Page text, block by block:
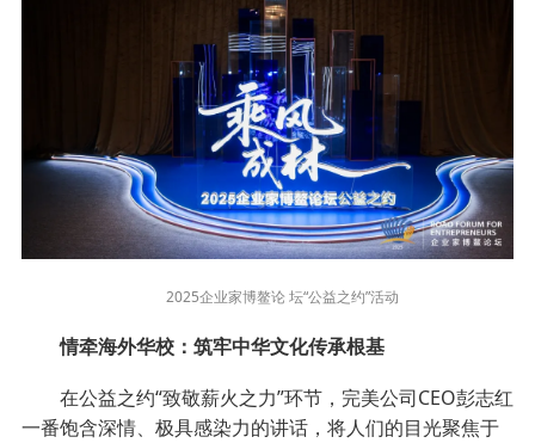
2025企业家博鳌论 坛“公益之约”活动
情牵海外华校：筑牢中华文化传承根基
在公益之约“致敬薪火之力”环节，完美公司CEO彭志红
一番饱含深情、极具感染力的讲话，将人们的目光聚焦于